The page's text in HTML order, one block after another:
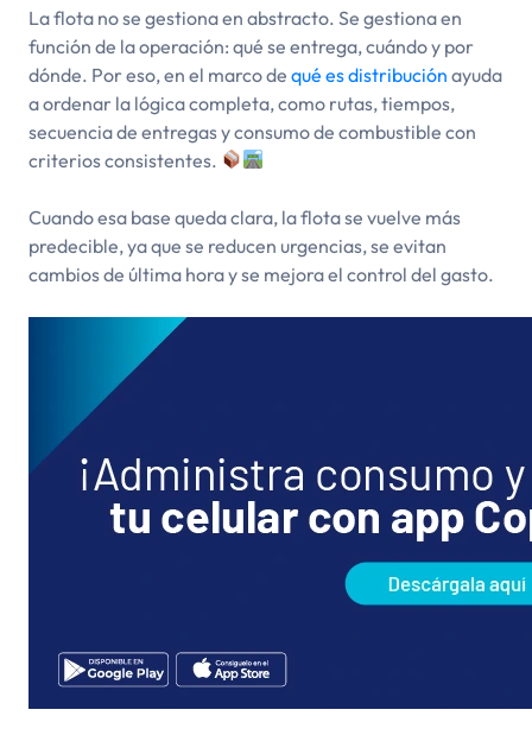
La flota no se gestiona en abstracto. Se gestiona en
función de la operación: qué se entrega, cuándo y por
dónde. Por eso, en el marco de qué es distribución ayuda
a ordenar la lógica completa, como rutas, tiempos,
secuencia de entregas y consumo de combustible con
criterios consistentes.
Cuando esa base queda clara, la flota se vuelve más
predecible, ya que se reducen urgencias, se evitan
cambios de última hora y se mejora el control del gasto.